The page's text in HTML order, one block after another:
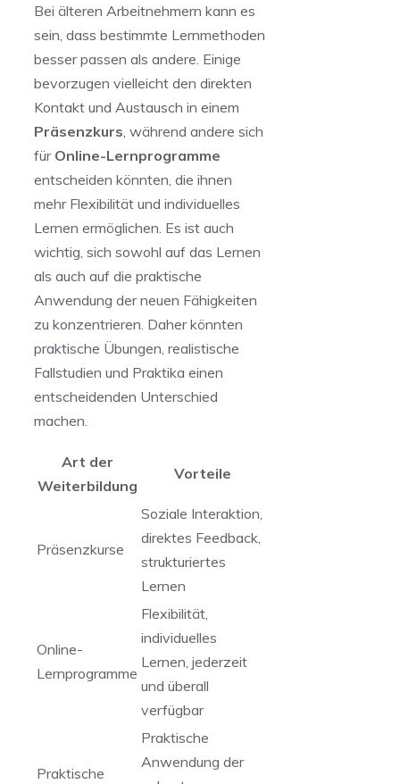
Bei älteren Arbeitnehmern kann​ es
sein, dass ‌bestimmte Lernmethoden
⁢besser passen als andere. Einige
bevorzugen vielleicht den direkten
⁢Kontakt⁤ und Austausch in einem
Präsenzkurs , während andere sich
für Online-Lernprogramme
entscheiden könnten, die ihnen
mehr Flexibilität und⁣ individuelles
Lernen ermöglichen. Es ist auch ​
wichtig, sich sowohl auf das Lernen
als auch auf die ​praktische
Anwendung der neuen​ Fähigkeiten
zu konzentrieren. Daher könnten
praktische Übungen, ⁣realistische
Fallstudien und Praktika einen
entscheidenden Unterschied
machen.
Art der
Weiterbildung
Vorteile
Präsenzkurse
Soziale Interaktion,
direktes Feedback,
strukturiertes
Lernen
Online-
Lernprogramme
Flexibilität,
individuelles
Lernen, jederzeit
und überall
verfügbar
Praktische
Praktische
Anwendung‍ der